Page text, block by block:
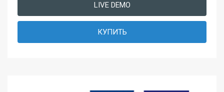
LIVE DEMO
КУПИТЬ